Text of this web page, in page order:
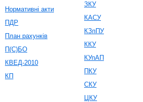
Нормативні акти
ПДР
План рахунків
П(С)БО
КВЕД-2010
КП
ЗКУ
КАСУ
КЗпПУ
ККУ
КУпАП
ПКУ
СКУ
ЦКУ